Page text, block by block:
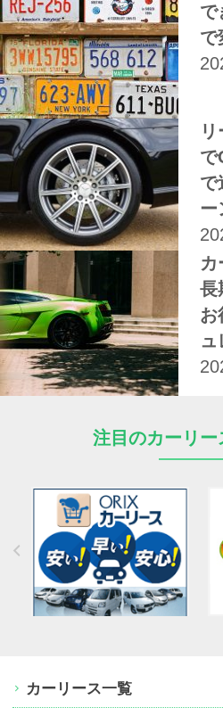
で
で
で
で
ー
カ
長
お
ュ
注目のカーリー
カーリース一覧